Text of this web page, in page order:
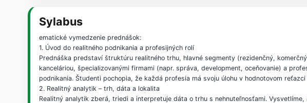
Sylabus
ematické vymedzenie prednášok:
1. Úvod do realitného podnikania a profesijných rolí
Prednáška predstaví štruktúru realitného trhu, hlavné segmenty (rezidenčný,
kanceláriou, špecializovanými firmami (napr. správa, development, oceňovanie) a
podnikania. Študenti pochopia, že každá profesia má svoju úlohu v hodnotovom
2. Realitný analytik – trh, dáta a lokalita
Realitný analytik zberá, triedi a interpretuje dáta o trhu s nehnuteľnosťami.